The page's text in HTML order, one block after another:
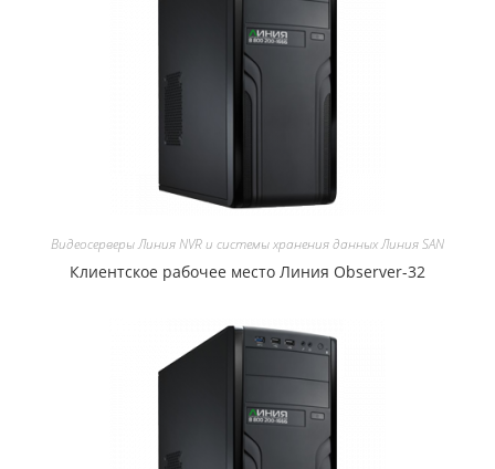
Видеосерверы Линия NVR и системы хранения данных Линия SAN
Клиентское рабочее место Линия Observer-32